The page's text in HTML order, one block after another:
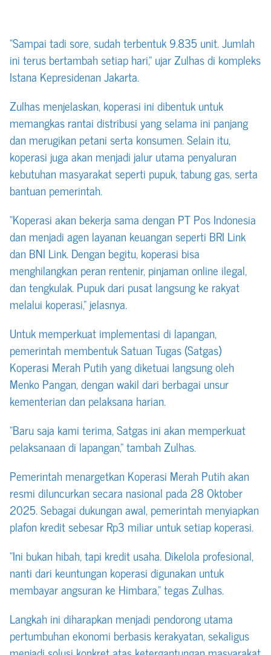
“Sampai tadi sore, sudah terbentuk 9.835 unit. Jumlah
ini terus bertambah setiap hari,” ujar Zulhas di kompleks
Istana Kepresidenan Jakarta.
Zulhas menjelaskan, koperasi ini dibentuk untuk
memangkas rantai distribusi yang selama ini panjang
dan merugikan petani serta konsumen. Selain itu,
koperasi juga akan menjadi jalur utama penyaluran
kebutuhan masyarakat seperti pupuk, tabung gas, serta
bantuan pemerintah.
“Koperasi akan bekerja sama dengan PT Pos Indonesia
dan menjadi agen layanan keuangan seperti BRI Link
dan BNI Link. Dengan begitu, koperasi bisa
menghilangkan peran rentenir, pinjaman online ilegal,
dan tengkulak. Pupuk dari pusat langsung ke rakyat
melalui koperasi,” jelasnya.
Untuk memperkuat implementasi di lapangan,
pemerintah membentuk Satuan Tugas (Satgas)
Koperasi Merah Putih yang diketuai langsung oleh
Menko Pangan, dengan wakil dari berbagai unsur
kementerian dan pelaksana harian.
“Baru saja kami terima, Satgas ini akan memperkuat
pelaksanaan di lapangan,” tambah Zulhas.
Pemerintah menargetkan Koperasi Merah Putih akan
resmi diluncurkan secara nasional pada 28 Oktober
2025. Sebagai dukungan awal, pemerintah menyiapkan
plafon kredit sebesar Rp3 miliar untuk setiap koperasi.
“Ini bukan hibah, tapi kredit usaha. Dikelola profesional,
nanti dari keuntungan koperasi digunakan untuk
membayar angsuran ke Himbara,” tegas Zulhas.
Langkah ini diharapkan menjadi pendorong utama
pertumbuhan ekonomi berbasis kerakyatan, sekaligus